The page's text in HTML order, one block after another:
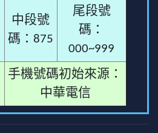
中段號
碼：875
尾段號
碼：
000~999
手機號碼初始來源：
中華電信